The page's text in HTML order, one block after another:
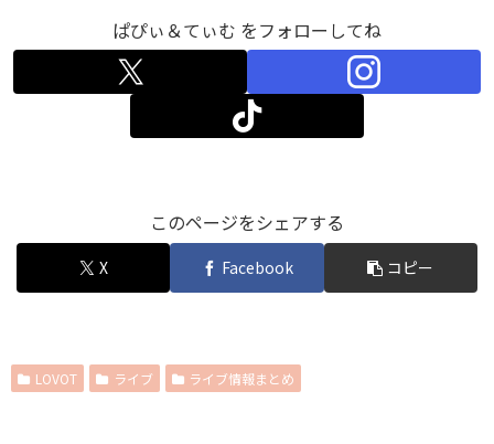
LOVOT ライブ ライブ情報まとめ
このページをシェアする
X Facebook コピー
ぱぴぃ＆てぃむ をフォローしてね